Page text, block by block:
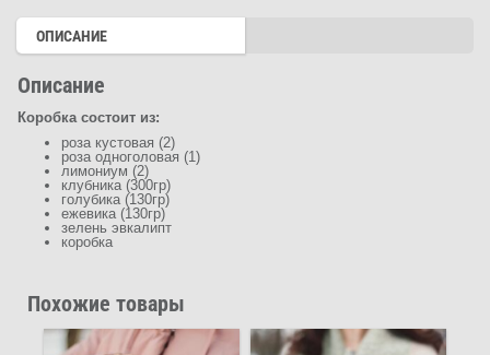
ОПИСАНИЕ
Описание
Коробка состоит из:
роза кустовая (2)
роза одноголовая (1)
лимониум (2)
клубника (300гр)
голубика (130гр)
ежевика (130гр)
зелень эвкалипт
коробка
Похожие товары